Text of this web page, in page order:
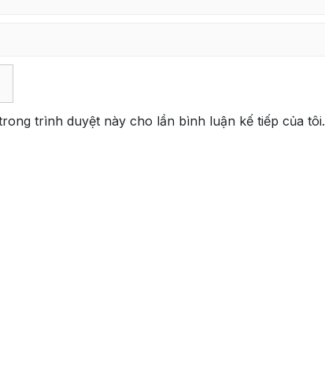
trình duyệt này cho lần bình luận kế tiếp của tôi.